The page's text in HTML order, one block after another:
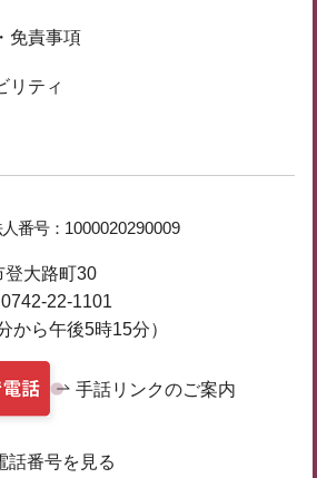
免責事項
リティ
番号： 1000020290009
大路町30
0742-22-1101
から午後5時15分）
手話リンクのご案内
話番号を見る